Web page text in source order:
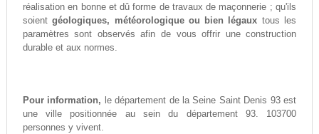
réalisation en bonne et dû forme de travaux de maçonnerie ; qu'ils
soientgéologiques, météorologique ou bien légaux tous les
paramètres sont observés afin de vous offrir une construction
durable et aux normes.
Pour information, le département de la Seine Saint Denis 93 est
une ville positionnée au sein du département 93. 103700
personnes y vivent.